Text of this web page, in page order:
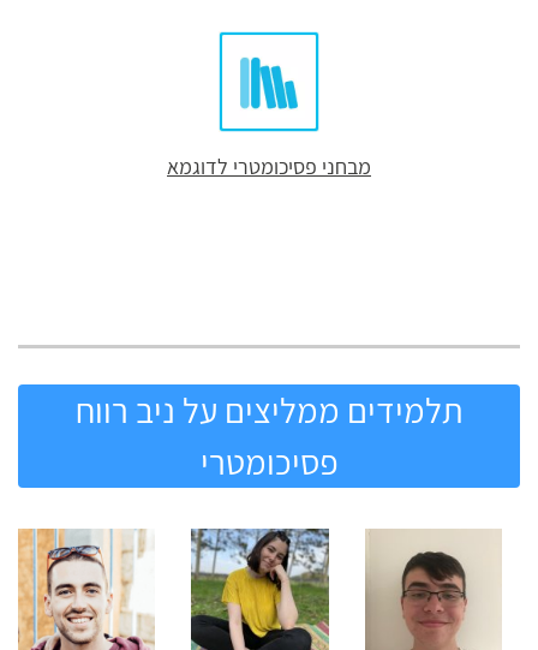
מבחני פסיכומטרי לדוגמא
תלמידים ממליצים על ניב רווח
פסיכומטרי